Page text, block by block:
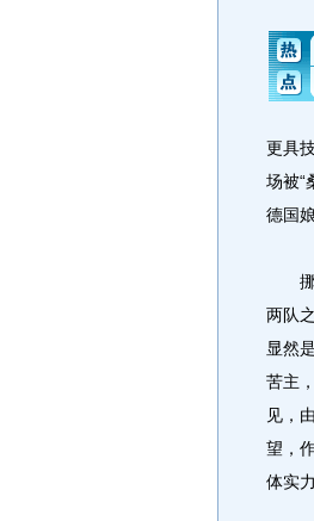
更具
场被“
德国
挪威
两队
显然
苦主
见，
望，
体实